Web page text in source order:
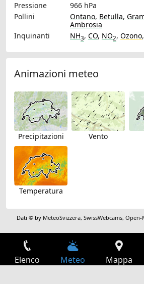
Pressione
966 hPa
Pollini
Ontano, Betulla,
Ambrosia
Inquinanti
NH3, CO, NO2, Ozono,
Animazioni meteo
Precipitazioni Vento
Temperatura
Dati © by MeteoSvizzera,SwissWebcams,Open-
Elenco Meteo Mappa